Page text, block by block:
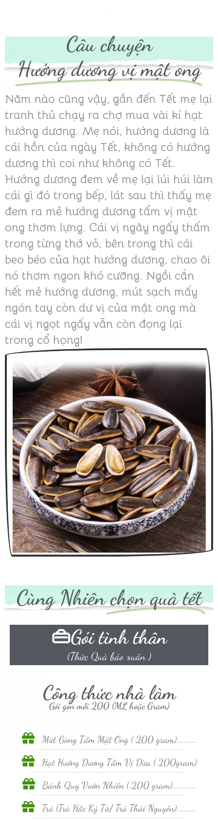
Câu chuyện
Hướng dương vị mật ong
Năm nào cũng vậy, gần đến Tết mẹ lại
tranh thủ chạy ra chợ mua vài kí hạt
hướng dương. Mẹ nói, hướng dương là
cái hồn của ngày Tết, không có hướng
dương thì coi như không có Tết.
Hướng dương đem về mẹ lại lúi húi làm
cái gì đó trong bếp, lát sau thì thấy mẹ
đem ra mẻ hướng dương tẩm vị mật
ong thơm lựng. Cái vị ngây ngấy thấm
trong từng thớ vỏ, bên trong thì cái
beo béo của hạt hướng dương, chao ôi
nó thơm ngon khó cưỡng. Ngồi cắn
hết mẻ hướng dương, mút sạch mấy
ngón tay còn dư vị của mật ong mà
cái vị ngọt ngấy vẫn còn đọng lại
trong cổ họng!
Cùng Nhiên chọn quà tết
👜Gói tình thân
(Thức Quà báo xuân )
Công thức nhà làm
Gói gọn mỗi 200 (ML hoặc Gram)
Mứt Gừng Tẩm Mật Ong ( 200 gram)..........
Hạt Hướng Dương Tẩm Vị Dừa ( 200gram)
Bánh Quy Vườn Nhiên ( 200 gram)............
Trà (Trà Hắc Kỷ Tử/ Trà Thái Nguyên)..........